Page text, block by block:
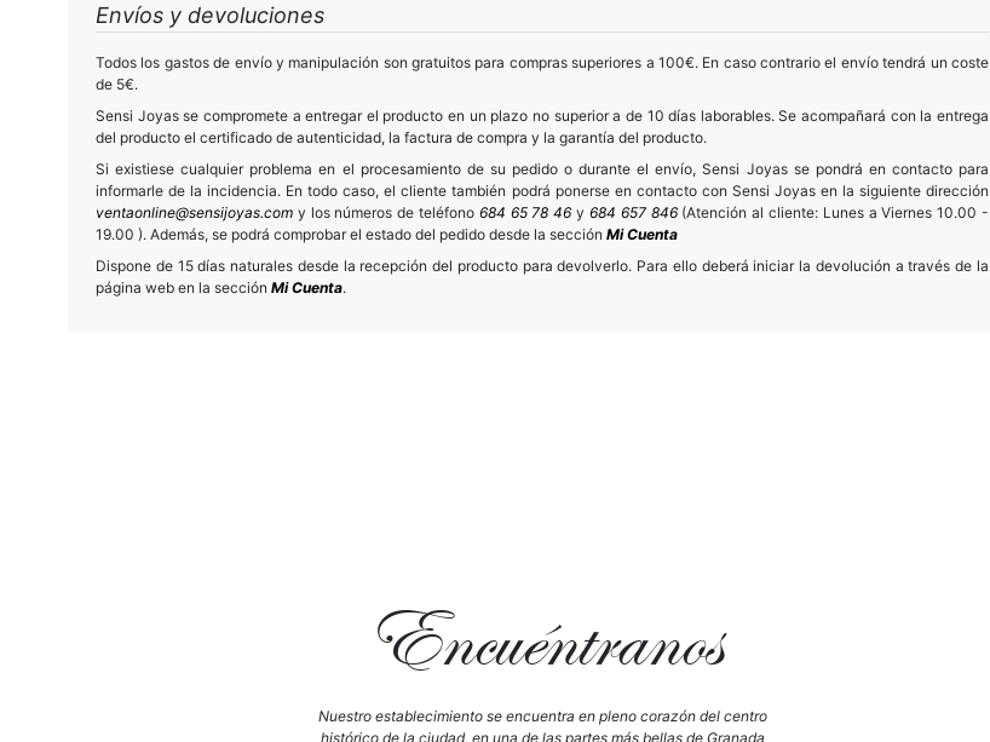
Envíos y devoluciones
Todos los gastos de envío y manipulación son gratuitos para compras superiores a 100€. En caso contrario el envío tendrá un coste
de 5€.
Sensi Joyas se compromete a entregar el producto en un plazo no superior a de 10 días laborables. Se acompañará con la entrega
del producto el certificado de autenticidad, la factura de compra y la garantía del producto.
Si existiese cualquier problema en el procesamiento de su pedido o durante el envío, Sensi Joyas se pondrá en contacto para
informarle de la incidencia. En todo caso, el cliente también podrá ponerse en contacto con Sensi Joyas en la siguiente dirección
ventaonline@sensijoyas.com y los números de teléfono 684 65 78 46 y 684 657 846(Atención al cliente: Lunes a Viernes 10.00 -
19.00 ). Además, se podrá comprobar el estado del pedido desde la sección Mi Cuenta
Dispone de 15 días naturales desde la recepción del producto para devolverlo. Para ello deberá iniciar la devolución a través de la
página web en la sección Mi Cuenta.
Encuéntranos
Nuestro establecimiento se encuentra en pleno corazón del centro
histórico de la ciudad, en una de las partes más bellas de Granada